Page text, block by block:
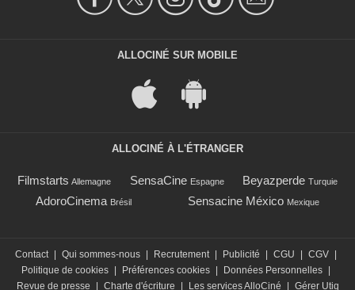
ALLOCINÉ SUR MOBILE
ALLOCINÉ À L'ÉTRANGER
Filmstarts Allemagne SensaCine Espagne Beyazperde Turquie
AdoroCinema Brésil Sensacine México Mexique
Contact | Qui sommes-nous | Recrutement | Publicité | CGU | CGV |
Politique de cookies | Préférences cookies | Données Personnelles |
Revue de presse
| Charte d'écriture | Les services AlloCiné | Gérer Utiq